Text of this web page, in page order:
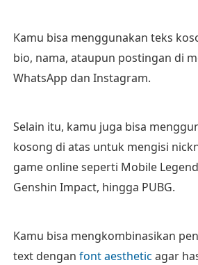
Kamu bisa menggunakan teks
bio, nama, ataupun postingan di
WhatsApp dan Instagram.
Selain itu, kamu juga bisa
kosong di atas untuk mengisi
game online seperti Mobile
Genshin Impact, hingga PUBG.
Kamu bisa mengkombinasikan
text dengan font aesthetic agar